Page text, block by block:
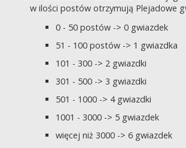
w ilości postów otrzymują Plejadowe
0 - 50 postów -> 0 gwiazdek
51 - 100 postów -> 1 gwiazdka
101 - 300 -> 2 gwiazdki
301 - 500 -> 3 gwiazdki
501 - 1000 -> 4 gwiazdki
1001 - 3000 -> 5 gwiazdek
więcej niż 3000 -> 6 gwiazdek